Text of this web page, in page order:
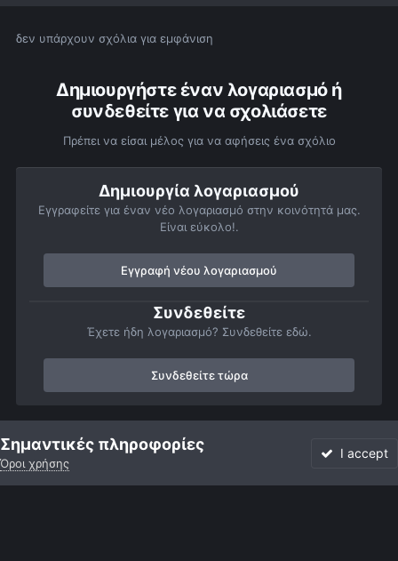
δεν υπάρχουν σχόλια για εμφάνιση
Δημιουργήστε έναν λογαριασμό ή
συνδεθείτε για να σχολιάσετε
Πρέπει να είσαι μέλος για να αφήσεις ένα σχόλιο
Δημιουργία λογαριασμού
Εγγραφείτε για έναν νέο λογαριασμό στην κοινότητά μας.
Είναι εύκολο!.
Εγγραφή νέου λογαριασμού
Συνδεθείτε
Έχετε ήδη λογαριασμό? Συνδεθείτε εδώ.
Συνδεθείτε τώρα
Αρχή Αστροφωτογραφίες Member Albums
Σημαντικές πληροφορίες
Όροι χρήσης
I accept
Forum